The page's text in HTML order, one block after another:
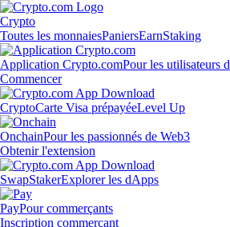
Crypto
Toutes les monnaiesPaniersEarnStaking
Application Crypto.comPour les utilisateurs
Commencer
CryptoCarte Visa prépayéeLevel Up
OnchainPour les passionnés de Web3
Obtenir l'extension
SwapStakerExplorer les dApps
PayPour commerçants
Inscription commerçant